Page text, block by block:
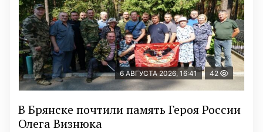
6 АВГУСТА 2026, 16:41 42
В Брянске почтили память Героя России
Олега Визнюка